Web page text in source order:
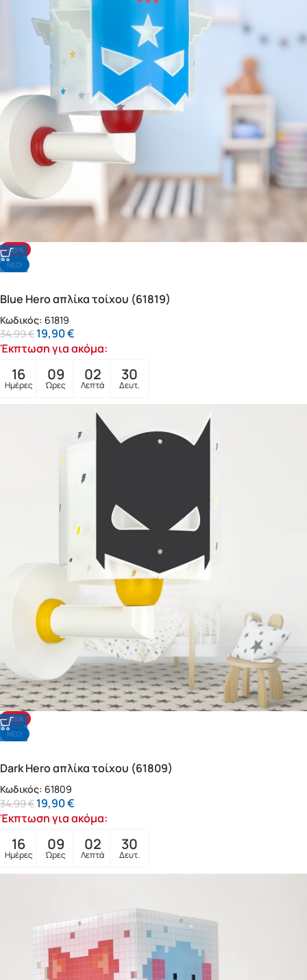
-43%
NΕΟ!
Blue Hero απλίκα τοίχου (61819)
Κωδικός: 61819
34,99€ 19,90€
Έκπτωση για ακόμα:
16
Ημέρες
09
Ώρες
02
Λεπτά
28
Δευτ.
-43%
NΕΟ!
Dark Hero απλίκα τοίχου (61809)
Κωδικός: 61809
34,99€ 19,90€
Έκπτωση για ακόμα:
16
Ημέρες
09
Ώρες
02
Λεπτά
28
Δευτ.